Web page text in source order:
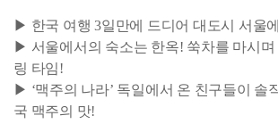
▶ 한국 여행 3일만에 드디어 대도시 서울
▶ 서울에서의 숙소는 한옥! 쑥차를 마시며
링 타임!
▶ ‘맥주의 나라’ 독일에서 온 친구들이 솔
국 맥주의 맛!